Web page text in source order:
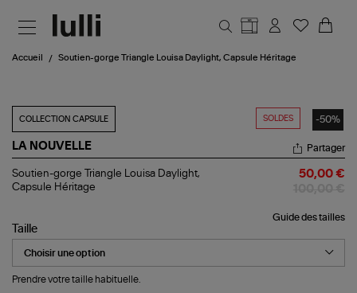
Accueil Soutien-gorge Triangle Louisa Daylight, Capsule Héritage
SOLDES -50%
COLLECTION CAPSULE
LA NOUVELLE
Soutien-
gorge
Triangle
Daylight,
Capsule
Héritage
Partager
Soutien-gorge Triangle Louisa Daylight,
Capsule Héritage
50,00 €
Guide des tailles
Taille
Prendre votre taille habituelle.